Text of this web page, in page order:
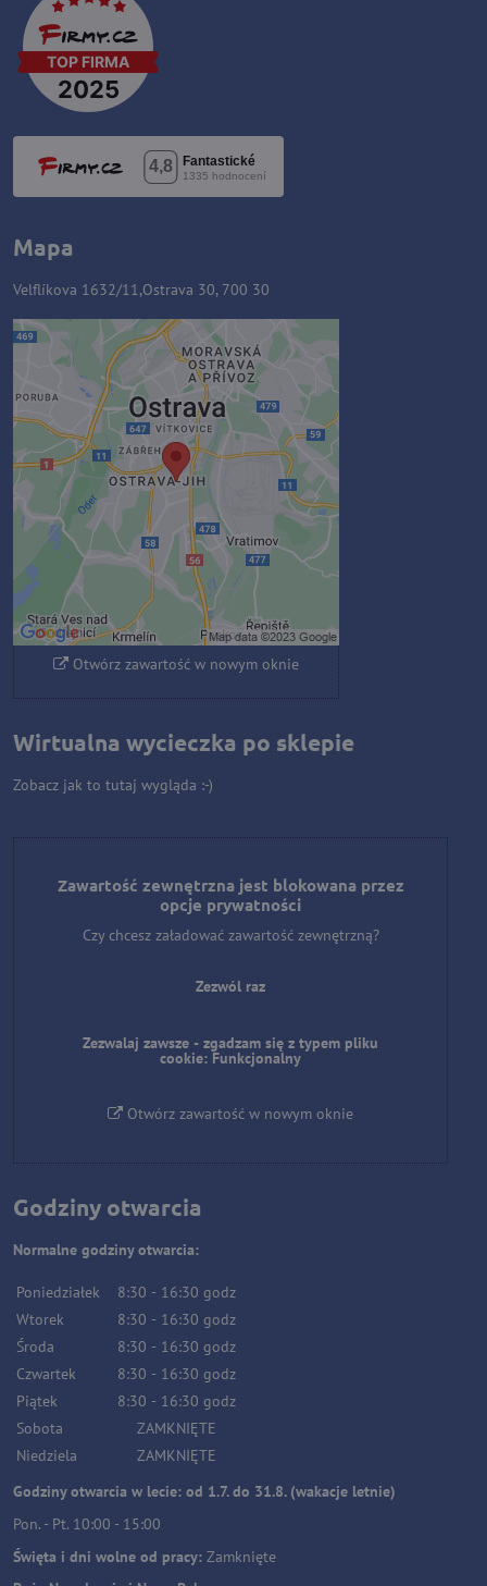
Mapa
Velflíkova 1632/11,Ostrava 30, 700 30
Zawartość zewnętrzna jest
blokowana przez opcje
prywatności
Czy chcesz załadować zawartość
zewnętrzną?
Zezwól raz
Zezwalaj zawsze - zgadzam się z
typem pliku cookie: Funkcjonalny
Otwórz zawartość w nowym oknie
Wirtualna wycieczka po sklepie
Zobacz jak to tutaj wygląda :-)
Zawartość zewnętrzna jest blokowana przez
opcje prywatności
Czy chcesz załadować zawartość zewnętrzną?
Zezwól raz
Zezwalaj zawsze - zgadzam się z typem pliku
cookie: Funkcjonalny
Otwórz zawartość w nowym oknie
Godziny otwarcia
Normalne godziny otwarcia:
Poniedziałek 8:30 - 16:30 godz
Wtorek
8:30 - 16:30 godz
Środa
8:30 - 16:30 godz
Czwartek
8:30 - 16:30 godz
Piątek
8:30 - 16:30 godz
Sobota
ZAMKNIĘTE
Niedziela
ZAMKNIĘTE
Godziny otwarcia w lecie: od 1.7. do 31.8. (wakacje letnie)
Pon. - Pt. 10:00 - 15:00
Święta i dni wolne od pracy: Zamknięte